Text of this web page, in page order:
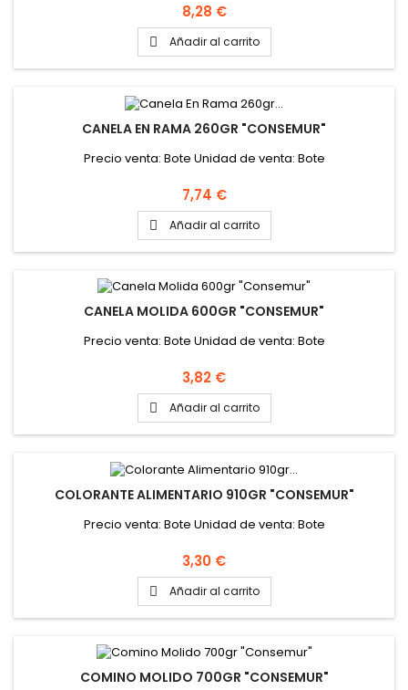
Precio
8,28 €
 Añadir al carrito
CANELA EN RAMA 260GR "CONSEMUR"
Precio venta: Bote Unidad de venta: Bote
Precio
7,74 €
 Añadir al carrito
CANELA MOLIDA 600GR "CONSEMUR"
Precio venta: Bote Unidad de venta: Bote
Precio
3,82 €
 Añadir al carrito
COLORANTE ALIMENTARIO 910GR "CONSEMUR"
Precio venta: Bote Unidad de venta: Bote
Precio
3,30 €
 Añadir al carrito
COMINO MOLIDO 700GR "CONSEMUR"